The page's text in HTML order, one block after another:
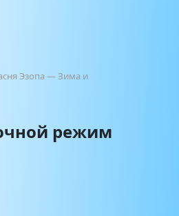
Эзопа — Зима и
режим